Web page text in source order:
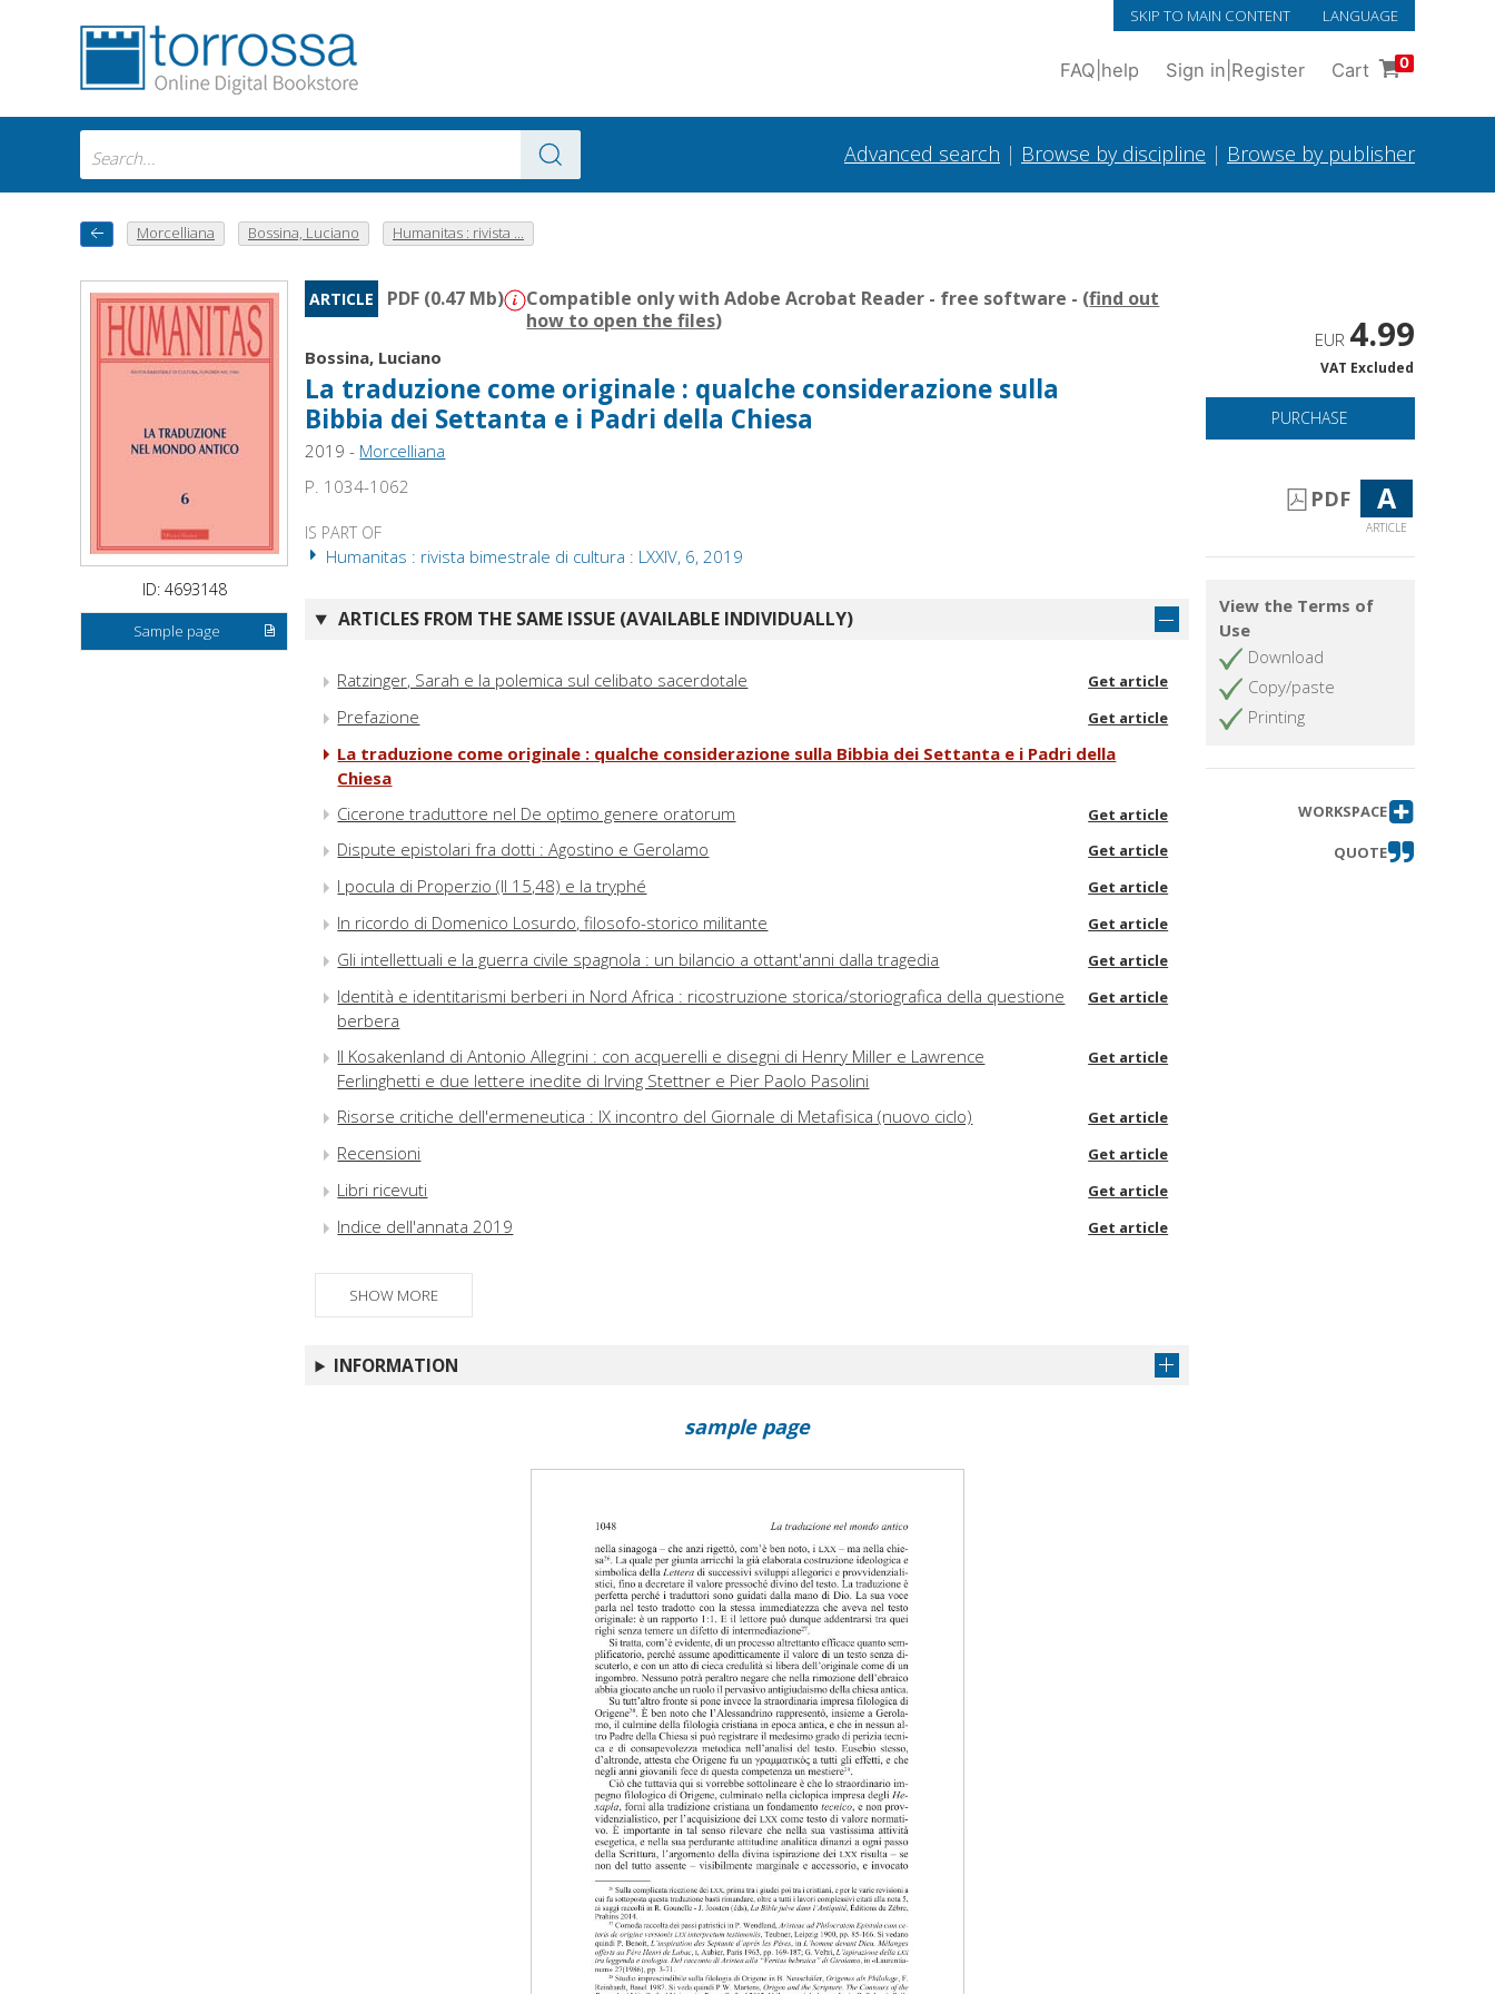
SKIP TO MAIN CONTENT LANGUAGE
FAQ help Sign in Register Cart 0
Advanced search | Browse by discipline | Browse by publisher
Morcelliana Bossina, Luciano Humanitas : rivista ...
ID: 4693148
Sample page
ARTICLE PDF (0.47 Mb) Compatible only with Adobe Acrobat Reader - free software - (find out
how to open the files)
Bossina, Luciano
La traduzione come originale : qualche considerazione sulla
Bibbia dei Settanta e i Padri della Chiesa
2019 - Morcelliana
P. 1034-1062
IS PART OF
Humanitas : rivista bimestrale di cultura : LXXIV, 6, 2019
ARTICLES FROM THE SAME ISSUE (AVAILABLE INDIVIDUALLY)
Ratzinger, Sarah e la polemica sul celibato sacerdotale Get article
Prefazione Get article
La traduzione come originale : qualche considerazione sulla Bibbia dei Settanta e i Padri della
Chiesa
Cicerone traduttore nel De optimo genere oratorum
Get article
Dispute epistolari fra dotti : Agostino e Gerolamo Get article
I pocula di Properzio (II 15,48) e la tryphé Get article
In ricordo di Domenico Losurdo, filosofo-storico militante Get article
Gli intellettuali e la guerra civile spagnola : un bilancio a ottant'anni dalla tragedia Get article
Identità e identitarismi berberi in Nord Africa : ricostruzione storica/storiografica della questione
berbera
Get article
Il Kosakenland di Antonio Allegrini : con acquerelli e disegni di Henry Miller e Lawrence
Ferlinghetti e due lettere inedite di Irving Stettner e Pier Paolo Pasolini
Get article
Risorse critiche dell'ermeneutica : IX incontro del Giornale di Metafisica (nuovo ciclo) Get article
Recensioni Get article
Libri ricevuti Get article
Indice dell'annata 2019 Get article
SHOW MORE
INFORMATION
EUR 4.99
VAT Excluded
PURCHASE
PDF A
ARTICLE
View the Terms of
Use
Download
Copy/paste
Printing
WORKSPACE
QUOTE
sample page